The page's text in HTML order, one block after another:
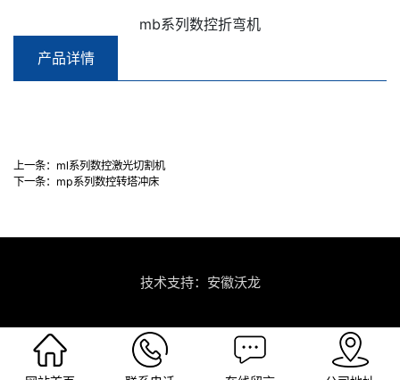
mb系列数控折弯机
产品详情
上一条： ml系列数控激光切割机
下一条： mp系列数控转塔冲床
技术支持：安徽沃龙